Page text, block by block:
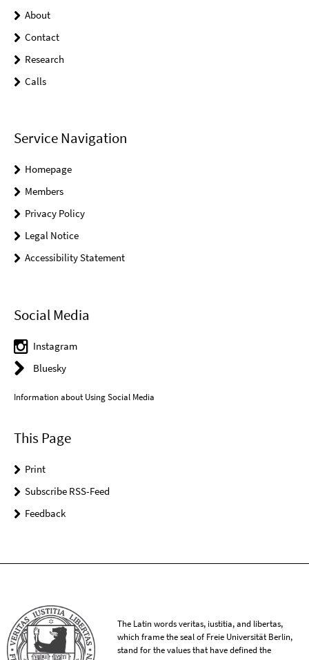
About
Contact
Research
Calls
Service Navigation
Homepage
Members
Privacy Policy
Legal Notice
Accessibility Statement
Social Media
Instagram
Bluesky
Information about Using Social Media
This Page
Print
Subscribe RSS-Feed
Feedback
The Latin words veritas, iustitia, and libertas,
which frame the seal of Freie Universität Berlin,
stand for the values that have defined the